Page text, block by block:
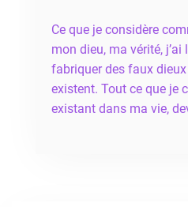
Ce que je considère
mon dieu, ma vérité,
fabriquer des faux
existent. Tout ce que je
existant dans ma vie,